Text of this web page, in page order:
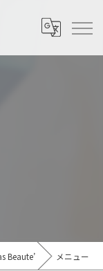
Beaute’ メニュー